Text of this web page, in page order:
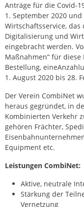
Anträge für die Covid-
1. September 2020
Wirtschaftsservice,
Digitalisierung und
eingebracht werden.
Maßnahmen“ für
Bestellung,
1. August 2020 bis 28.
Der Verein CombiNet
heraus gegründet, in
Kombinierten Verkehr
gehören Frächter,
Equipment etc.
Leistungen CombiNet:
Aktive, neutrale
Stärkung der
Vernetzung